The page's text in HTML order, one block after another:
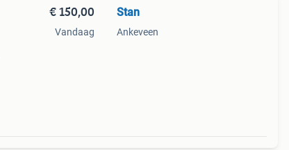
€ 150,00
Vandaag
Stan
Ankeveen